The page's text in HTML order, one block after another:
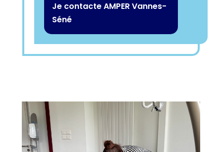
Je contacte AMPER Vannes-
Séné